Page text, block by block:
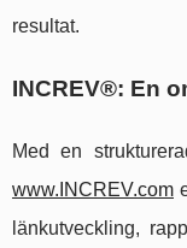
resultat.
INCREV®: En
Med en
www.INCREV.com
länkutveckling,